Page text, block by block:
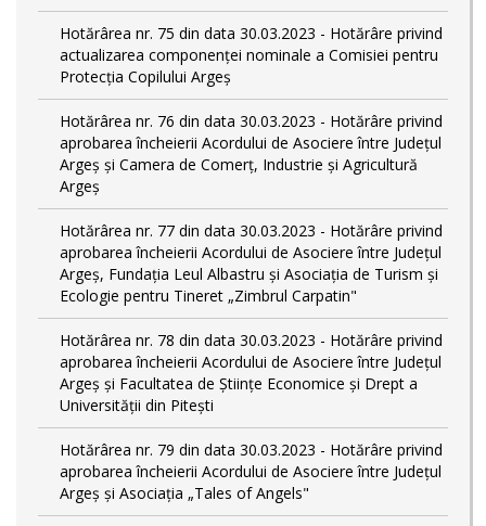
Hotărârea nr. 75 din data 30.03.2023 - Hotărâre privind
actualizarea componenței nominale a Comisiei pentru
Protecția Copilului Argeș
Hotărârea nr. 76 din data 30.03.2023 - Hotărâre privind
aprobarea încheierii Acordului de Asociere între Județul
Argeș și Camera de Comerț, Industrie și Agricultură
Argeș
Hotărârea nr. 77 din data 30.03.2023 - Hotărâre privind
aprobarea încheierii Acordului de Asociere între Județul
Argeș, Fundația Leul Albastru și Asociația de Turism și
Ecologie pentru Tineret „Zimbrul Carpatin"
Hotărârea nr. 78 din data 30.03.2023 - Hotărâre privind
aprobarea încheierii Acordului de Asociere între Județul
Argeș și Facultatea de Științe Economice și Drept a
Universității din Pitești
Hotărârea nr. 79 din data 30.03.2023 - Hotărâre privind
aprobarea încheierii Acordului de Asociere între Județul
Argeș și Asociația „Tales of Angels"